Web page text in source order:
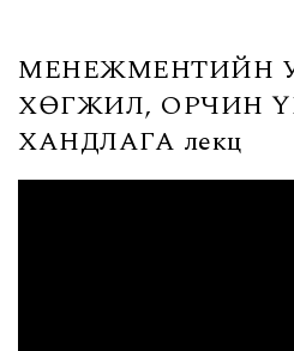
МЕНЕЖМЕНТИЙН
ХӨГЖИЛ, ОРЧИН
ХАНДЛАГА лекц